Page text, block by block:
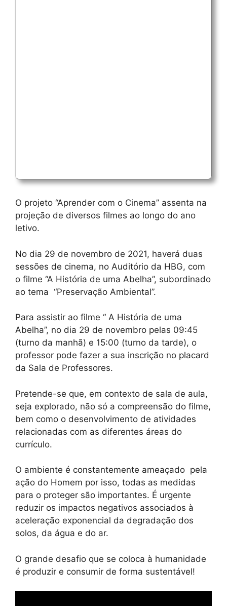
O projeto “Aprender com o Cinema” assenta na
projeção de diversos filmes ao longo do ano
letivo.
No dia 29 de novembro de 2021, haverá duas
sessões de cinema, no Auditório da HBG, com
o filme “A História de uma Abelha”, subordinado
ao tema “Preservação Ambiental”.
Para assistir ao filme “ A História de uma
Abelha”, no dia 29 de novembro pelas 09:45
(turno da manhã) e 15:00 (turno da tarde), o
professor pode fazer a sua inscrição no placard
da Sala de Professores.
Pretende-se que, em contexto de sala de aula,
seja explorado, não só a compreensão do filme,
bem como o desenvolvimento de atividades
relacionadas com as diferentes áreas do
currículo.
O ambiente é constantemente ameaçado pela
ação do Homem por isso, todas as medidas
para o proteger são importantes. É urgente
reduzir os impactos negativos associados à
aceleração exponencial da degradação dos
solos, da água e do ar.
O grande desafio que se coloca à humanidade
é produzir e consumir de forma sustentável!